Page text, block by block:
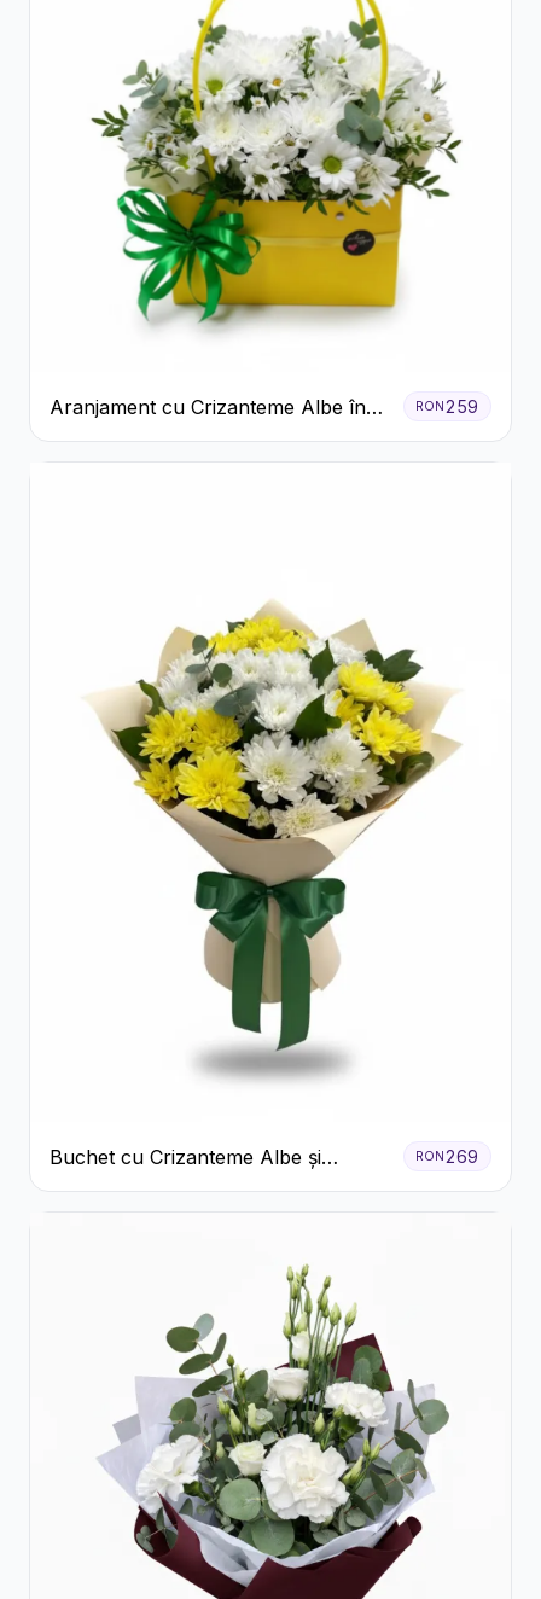
Aranjament cu Crizanteme Albe în
Cutie Galbenă
RON259
Buchet cu Crizanteme Albe și
Galbene
RON269